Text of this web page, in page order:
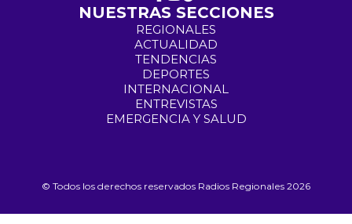
NUESTRAS SECCIONES
REGIONALES
ACTUALIDAD
TENDENCIAS
DEPORTES
INTERNACIONAL
ENTREVISTAS
EMERGENCIA Y SALUD
© Todos los derechos reservados Radios Regionales 2026